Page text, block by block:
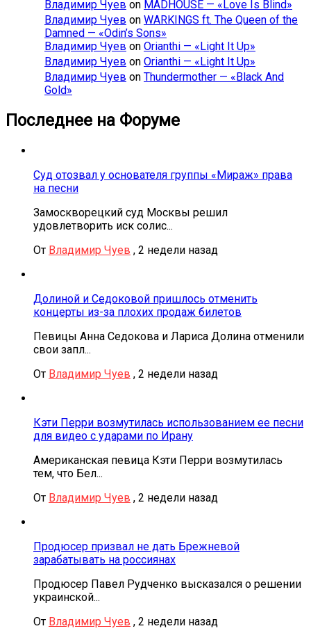
Владимир Чуев on MÄDHOUSE — «Love Is Blind»
Владимир Чуев on WARKINGS ft. The Queen of the
Damned — «Odin’s Sons»
Владимир Чуев on Orianthi — «Light It Up»
Владимир Чуев on Orianthi — «Light It Up»
Владимир Чуев on Thundermother — «Black And
Gold»
Последнее на Форуме
Суд отозвал у основателя группы «Мираж» права
на песни
Замоскворецкий суд Москвы решил
удовлетворить иск солис...
От Владимир Чуев , 2 недели назад
Долиной и Седоковой пришлось отменить
концерты из-за плохих продаж билетов
Певицы Анна Седокова и Лариса Долина отменили
свои запл...
От Владимир Чуев , 2 недели назад
Кэти Перри возмутилась использованием ее песни
для видео с ударами по Ирану
Американская певица Кэти Перри возмутилась
тем, что Бел...
От Владимир Чуев , 2 недели назад
Продюсер призвал не дать Брежневой
зарабатывать на россиянах
Продюсер Павел Рудченко высказался о решении
украинской...
От Владимир Чуев , 2 недели назад